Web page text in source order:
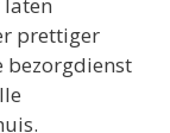
prettiger
bezorgdienst